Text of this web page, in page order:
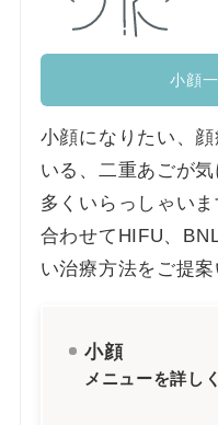
小顔
小顔になりたい、
いる、二重あごが
多くいらっしゃい
合わせてHIFU、
い治療方法をご提案
小顔
メニューを詳し